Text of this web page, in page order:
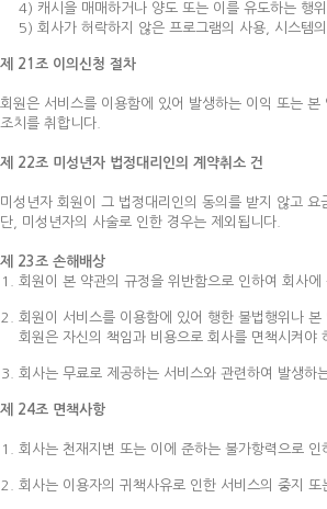
4) 캐시을 매매하거나 양도 또는 이를 유도하는 행
5) 회사가 허락하지 않은 프로그램의 사용, 시스템
제 21조 이의신청 절차
회원은 서비스를 이용함에 있어 발생하는 이익 또는
조치를 취합니다.
제 22조 미성년자 법정대리인의 계약취소 건
미성년자 회원이 그 법정대리인의 동의를 받지 않고
단, 미성년자의 사술로 인한 경우는 제외됩니다.
제 23조 손해배상
회원이 본 약관의 규정을 위반함으로 인하여 회사
회원이 서비스를 이용함에 있어 행한 불법행위나
회원은 자신의 책임과 비용으로 회사를 면책시켜
회사는 무료로 제공하는 서비스와 관련하여 발생
제 24조 면책사항
회사는 천재지변 또는 이에 준하는 불가항력으로
회사는 이용자의 귀책사유로 인한 서비스의 중지